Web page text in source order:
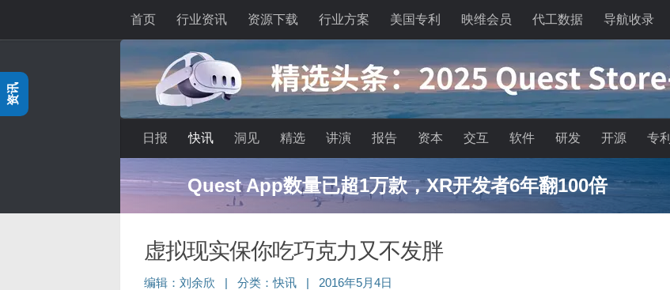
首页 行业资讯 资源下载 行业方案 美国专利 映维会员 代工数据 导航收录
日报 快讯 洞见 精选 讲演 报告 资本 交互 软件 研发 开源 专利
Quest App数量已超1万款，XR开发者6年翻100倍
虚拟现实保你吃巧克力又不发胖
编辑： 刘余欣 分类：快讯 2016年5月4日
资讯